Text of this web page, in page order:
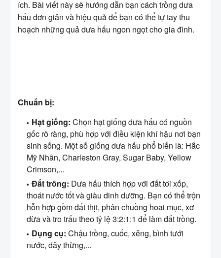
ích. Bài viết này sẽ hướng dẫn bạn cách trồng dưa
hấu đơn giản và hiệu quả để bạn có thể tự tay thu
hoạch những quả dưa hấu ngon ngọt cho gia đình.
Chuẩn bị:
Hạt giống: Chọn hạt giống dưa hấu có nguồn
gốc rõ ràng, phù hợp với điều kiện khí hậu nơi bạn
sinh sống. Một số giống dưa hấu phổ biến là: Hắc
Mỹ Nhân, Charleston Gray, Sugar Baby, Yellow
Crimson,...
Đất trồng: Dưa hấu thích hợp với đất tơi xốp,
thoát nước tốt và giàu dinh dưỡng. Bạn có thể trộn
hỗn hợp gồm đất thịt, phân chuồng hoai mục, xơ
dừa và tro trấu theo tỷ lệ 3:2:1:1 để làm đất trồng.
Dụng cụ: Chậu trồng, cuốc, xẻng, bình tưới
nước, dây thừng,...